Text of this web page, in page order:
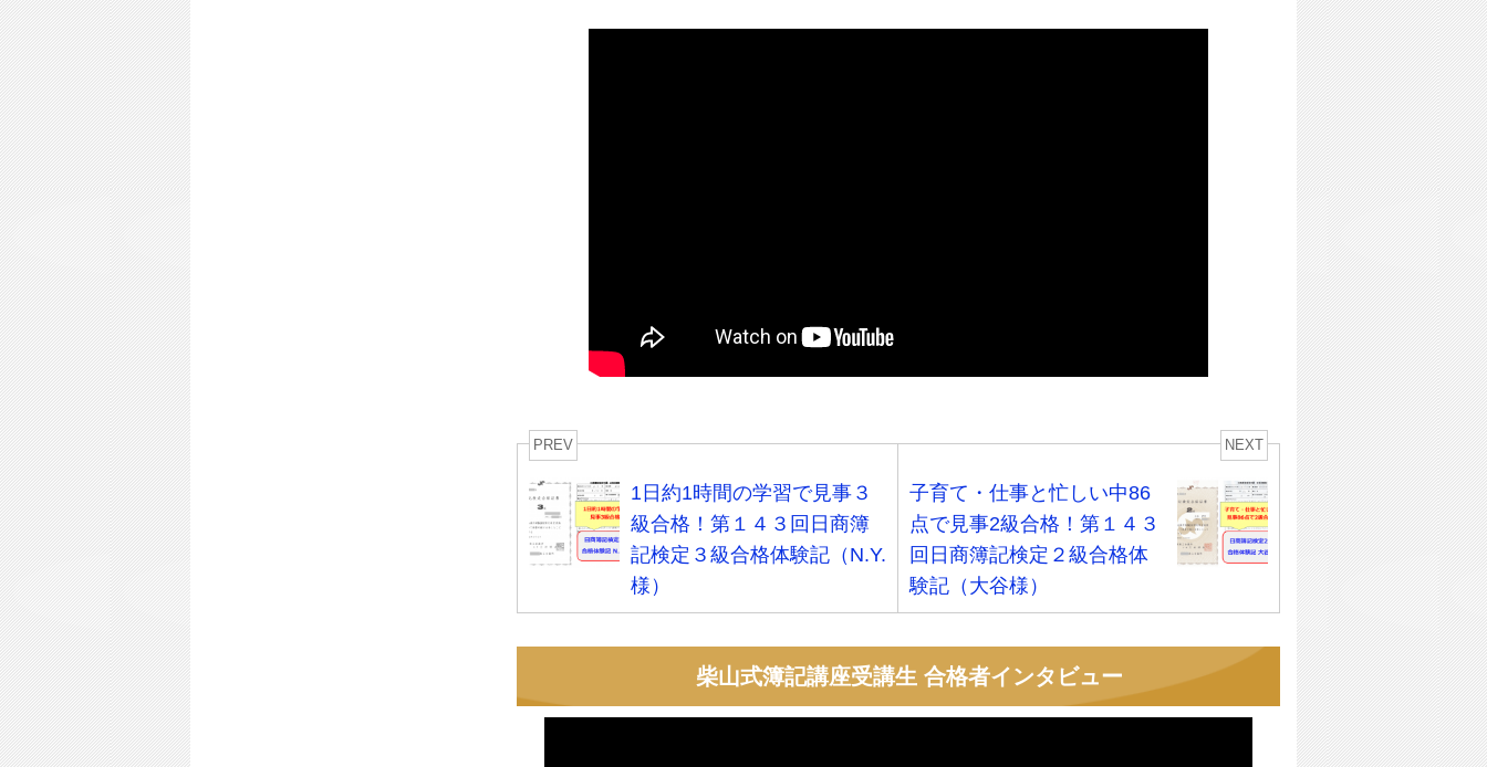
PREV
1日約1時間の学習で見事３
級合格！第１４３回日商簿
記検定３級合格体験記（N.Y.
様）
NEXT
子育て・仕事と忙しい中86
点で見事2級合格！第１４３
回日商簿記検定２級合格体
験記（大谷様）
柴山式簿記講座受講生 合格者インタビュー